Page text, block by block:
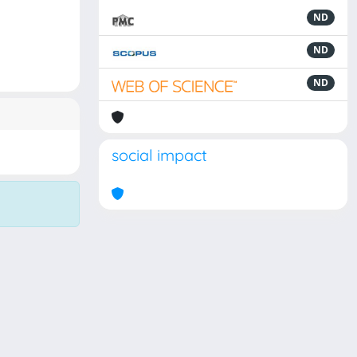
ND
ND
ND
social impact